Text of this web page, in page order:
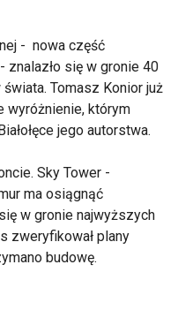
- nowa część
się w gronie 40
Tomasz Konior już
wyróżnienie, którym
jego autorstwa.
Sky Tower -
ma osiągnąć
w gronie najwyższych
zweryfikował plany
budowę.